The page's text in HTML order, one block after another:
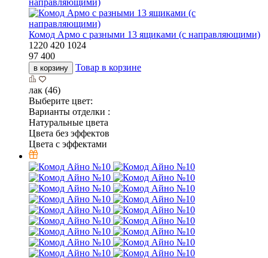
Комод Армо с разными 13 ящиками (с направляющими)
1220 420 1024
97 400
в корзину Товар в корзине
лак (46)
Выберите цвет:
Варианты отделки :
Натуральные цвета
Цвета без эффектов
Цвета с эффектами